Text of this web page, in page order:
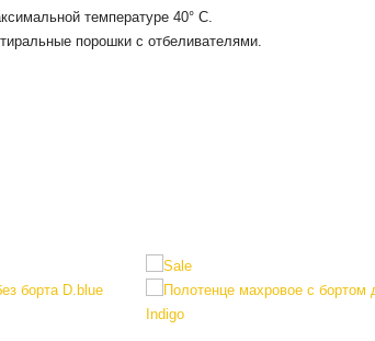
температуре 40° С.
порошки с отбеливателями.